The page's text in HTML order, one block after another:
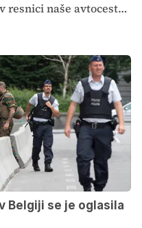
resnici naše avtoceste?
Belgiji se je oglasila